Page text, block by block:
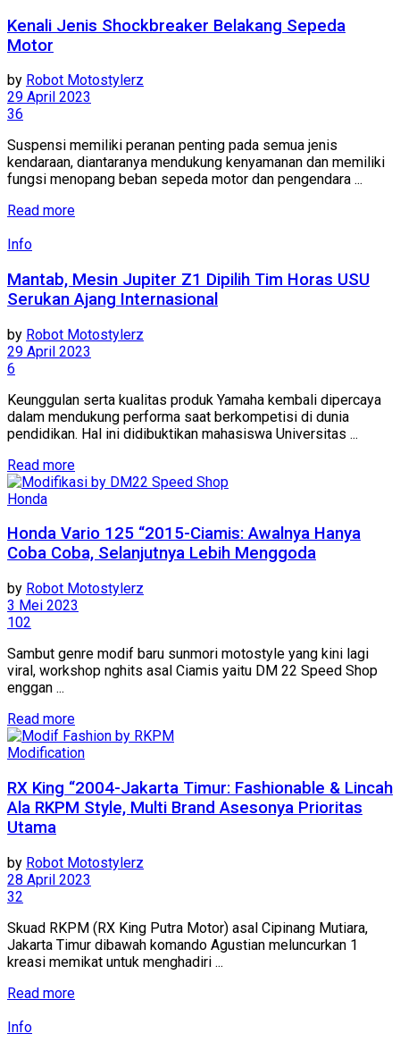
Kenali Jenis Shockbreaker Belakang Sepeda
Motor
by Robot Motostylerz
29 April 2023
36
Suspensi memiliki peranan penting pada semua jenis
kendaraan, diantaranya mendukung kenyamanan dan memiliki
fungsi menopang beban sepeda motor dan pengendara ...
Read more
Info
Mantab, Mesin Jupiter Z1 Dipilih Tim Horas USU
Serukan Ajang Internasional
by Robot Motostylerz
29 April 2023
6
Keunggulan serta kualitas produk Yamaha kembali dipercaya
dalam mendukung performa saat berkompetisi di dunia
pendidikan. Hal ini didibuktikan mahasiswa Universitas ...
Read more
Honda
Honda Vario 125 “2015-Ciamis: Awalnya Hanya
Coba Coba, Selanjutnya Lebih Menggoda
by Robot Motostylerz
3 Mei 2023
102
Sambut genre modif baru sunmori motostyle yang kini lagi
viral, workshop nghits asal Ciamis yaitu DM 22 Speed Shop
enggan ...
Read more
Modification
RX King “2004-Jakarta Timur: Fashionable & Lincah
Ala RKPM Style, Multi Brand Asesonya Prioritas
Utama
by Robot Motostylerz
28 April 2023
32
Skuad RKPM (RX King Putra Motor) asal Cipinang Mutiara,
Jakarta Timur dibawah komando Agustian meluncurkan 1
kreasi memikat untuk menghadiri ...
Read more
Info